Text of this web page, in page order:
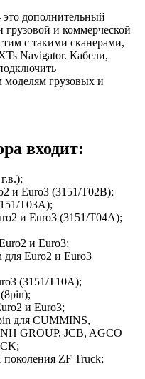
дополнительный
грузовой и коммерческой
с такими сканерами,
Navigator. Кабели,
моделям грузовых и
входит:
и Euro3 (3151/T02B);
T03A);
и Euro3 (3151/T04A);
и Euro3;
для Euro2 и Euro3
(3151/T10А);
и Euro3;
для CUMMINS,
GROUP, JCB, AGCO
ZF Truck;